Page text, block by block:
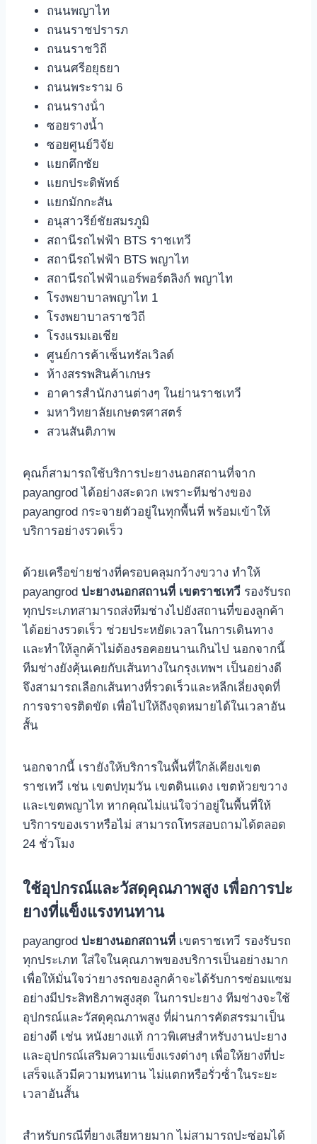
ถนนพญาไท
ถนนราชปรารภ
ถนนราชวิถี
ถนนศรีอยุธยา
ถนนพระราม 6
ถนนรางน้ํา
ซอยรางน้ำ
ซอยศูนย์วิจัย
แยกตึกชัย
แยกประดิพัทธ์
แยกมักกะสัน
อนุสาวรีย์ชัยสมรภูมิ
สถานีรถไฟฟ้า BTS ราชเทวี
สถานีรถไฟฟ้า BTS พญาไท
สถานีรถไฟฟ้าแอร์พอร์ตลิงก์ พญาไท
โรงพยาบาลพญาไท 1
โรงพยาบาลราชวิถี
โรงแรมเอเชีย
ศูนย์การค้าเซ็นทรัลเวิลด์
ห้างสรรพสินค้าเกษร
อาคารสำนักงานต่างๆ ในย่านราชเทวี
มหาวิทยาลัยเกษตรศาสตร์
สวนสันติภาพ
คุณก็สามารถใช้บริการปะยางนอกสถานที่จาก
payangrod ได้อย่างสะดวก เพราะทีมช่างของ
payangrod กระจายตัวอยู่ในทุกพื้นที่ พร้อมเข้าให้
บริการอย่างรวดเร็ว
ด้วยเครือข่ายช่างที่ครอบคลุมกว้างขวาง ทําให้
payangrod ปะยางนอกสถานที่ เขตราชเทวี รองรับรถ
ทุกประเภทสามารถส่งทีมช่างไปยังสถานที่ของลูกค้า
ได้อย่างรวดเร็ว ช่วยประหยัดเวลาในการเดินทาง
และทําให้ลูกค้าไม่ต้องรอคอยนานเกินไป นอกจากนี้
ทีมช่างยังคุ้นเคยกับเส้นทางในกรุงเทพฯ เป็นอย่างดี
จึงสามารถเลือกเส้นทางที่รวดเร็วและหลีกเลี่ยงจุดที่
การจราจรติดขัด เพื่อไปให้ถึงจุดหมายได้ในเวลาอัน
สั้น
นอกจากนี้ เรายังให้บริการในพื้นที่ใกล้เคียงเขต
ราชเทวี เช่น เขตปทุมวัน เขตดินแดง เขตห้วยขวาง
และเขตพญาไท หากคุณไม่แน่ใจว่าอยู่ในพื้นที่ให้
บริการของเราหรือไม่ สามารถโทรสอบถามได้ตลอด
24 ชั่วโมง
ใช้อุปกรณ์และวัสดุคุณภาพสูง เพื่อการปะ
ยางที่แข็งแรงทนทาน
payangrod ปะยางนอกสถานที่ เขตราชเทวี รองรับรถ
ทุกประเภท ใส่ใจในคุณภาพของบริการเป็นอย่างมาก
เพื่อให้มั่นใจว่ายางรถของลูกค้าจะได้รับการซ่อมแซม
อย่างมีประสิทธิภาพสูงสุด ในการปะยาง ทีมช่างจะใช้
อุปกรณ์และวัสดุคุณภาพสูง ที่ผ่านการคัดสรรมาเป็น
อย่างดี เช่น หนังยางแท้ กาวพิเศษสําหรับงานปะยาง
และอุปกรณ์เสริมความแข็งแรงต่างๆ เพื่อให้ยางที่ปะ
เสร็จแล้วมีความทนทาน ไม่แตกหรือรั่วซ้ําในระยะ
เวลาอันสั้น
สําหรับกรณีที่ยางเสียหายมาก ไม่สามารถปะซ่อมได้